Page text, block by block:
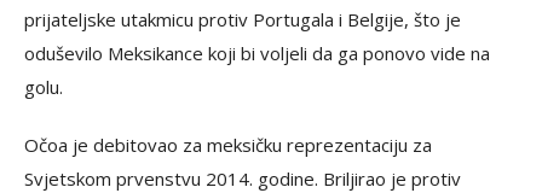
prijateljske utakmicu protiv Portugala i Belgije, što je
oduševilo Meksikance koji bi voljeli da ga ponovo vide na
golu.
Očoa je debitovao za meksičku reprezentaciju za
Svjetskom prvenstvu 2014. godine. Briljirao je protiv